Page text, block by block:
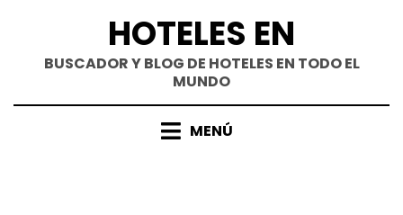
contenido
HOTELES EN
BUSCADOR Y BLOG DE HOTELES EN TODO EL
MUNDO
MENÚ